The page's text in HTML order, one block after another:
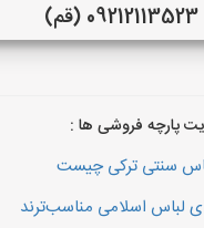
09212113523 (قم)
پارچه فروشی ها :
سنتی ترکی چیست
لباس اسلامی مناسب‌ترند